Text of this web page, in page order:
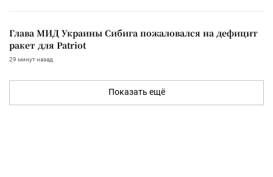
Глава МИД Украины Сибига пожаловался на дефицит
ракет для Patriot
29 минут назад
Показать ещё